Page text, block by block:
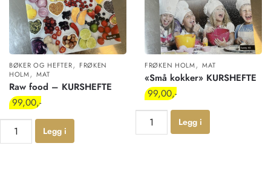
BØKER OG HEFTER, FRØKEN
HOLM,MAT
Raw food – KURSHEFTE
99,00
Legg i
FRØKEN HOLM,MAT
«Små kokker» KURSHEFTE
99,00
Legg i